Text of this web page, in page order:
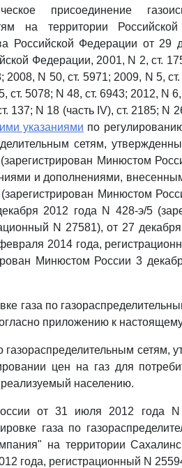
присоединение
на территории
Российской Федерации от 29
Федерации, 2001, N 2, ст.
N 50, ст. 5971; 2009, N 5,
ст. 5078; N 48, ст. 6943; 2012, N
137; N 18 (часть IV), ст. 2185; N
указаниями по
сетям,
Минюстом
и дополнениями,
Минюстом
2012 года N 428-э/5
N 27581), от 27
2014 года,
Минюстом России 3
газа по
приложению к настоящему
газораспределительным сетям,
цен на газ для
населению.
от 31 июля 2012 года
газа по
на территории
года, регистрационный N